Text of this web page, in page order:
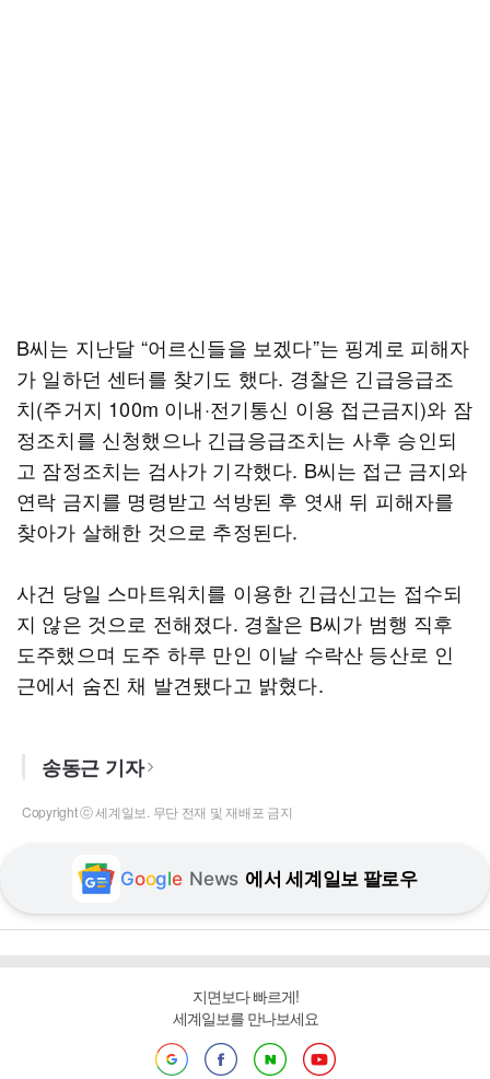
B씨는 지난달 “어르신들을 보겠다”는 핑계로 피해자
가 일하던 센터를 찾기도 했다. 경찰은 긴급응급조
치(주거지 100m 이내·전기통신 이용 접근금지)와 잠
정조치를 신청했으나 긴급응급조치는 사후 승인되
고 잠정조치는 검사가 기각했다. B씨는 접근 금지와
연락 금지를 명령받고 석방된 후 엿새 뒤 피해자를
찾아가 살해한 것으로 추정된다.
사건 당일 스마트워치를 이용한 긴급신고는 접수되
지 않은 것으로 전해졌다. 경찰은 B씨가 범행 직후
도주했으며 도주 하루 만인 이날 수락산 등산로 인
근에서 숨진 채 발견됐다고 밝혔다.
송동근 기자
Copyright ⓒ 세계일보. 무단 전재 및 재배포 금지
Google News 에서 세계일보 팔로우
지면보다 빠르게!
세계일보를 만나보세요